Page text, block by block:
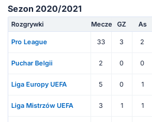
Sezon 2020/2021
Rozgrywki Mecze GZ As
Pro League 33 3 2
Puchar Belgii 2 0 0
Liga Europy UEFA 5 0 1
Liga Mistrzów UEFA 3 1 1